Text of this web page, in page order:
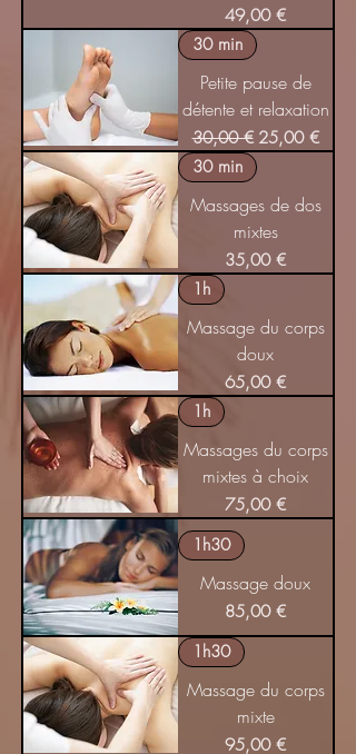
Prix
49,00 €
30 min
Petite pause de
détente et relaxation
Prix original
30,00 € Prix
25,00 €
30 min
Massages de dos
mixtes
Prix
35,00 €
1h
Massage du corps
doux
Prix
65,00 €
1h
Massages du corps
mixtes à choix
Prix
75,00 €
1h30
Massage doux
Prix
85,00 €
1h30
Massage du corps
mixte
Prix
95,00 €